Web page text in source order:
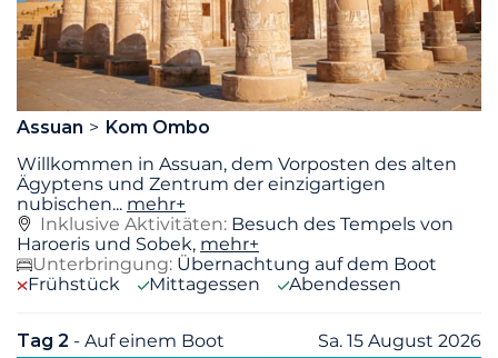
Assuan
Kom Ombo
Willkommen in Assuan, dem Vorposten des alten
Ägyptens und Zentrum der einzigartigen
nubischen... mehr+
Inklusive Aktivitäten: Besuch des Tempels von
Haroeris und Sobek, mehr+
Unterbringung: Übernachtung auf dem Boot
Frühstück
Mittagessen Abendessen
Tag 2 - Auf einem Boot Sa. 15 August 2026